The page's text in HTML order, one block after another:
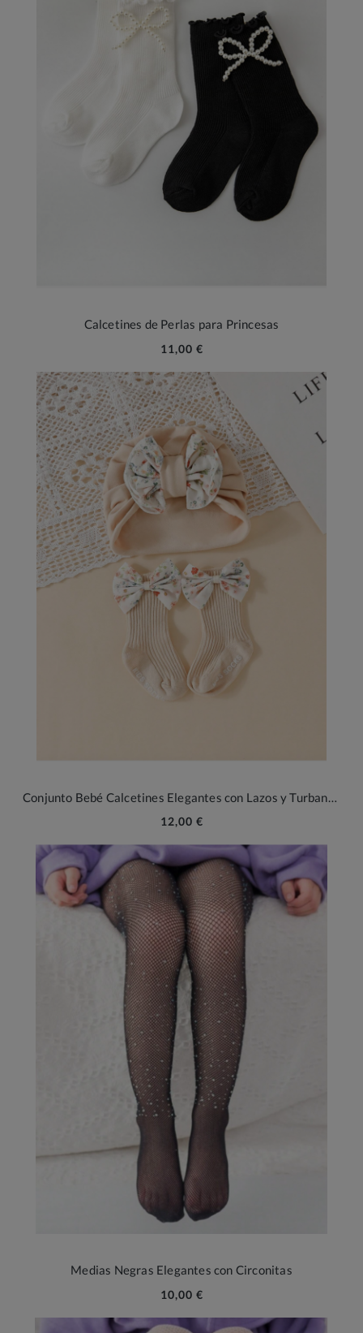
Calcetines de Perlas para Princesas
11,00 €
Conjunto Bebé Calcetines Elegantes con Lazos y Turbante de Algodón
12,00 €
Medias Negras Elegantes con Circonitas
10,00 €